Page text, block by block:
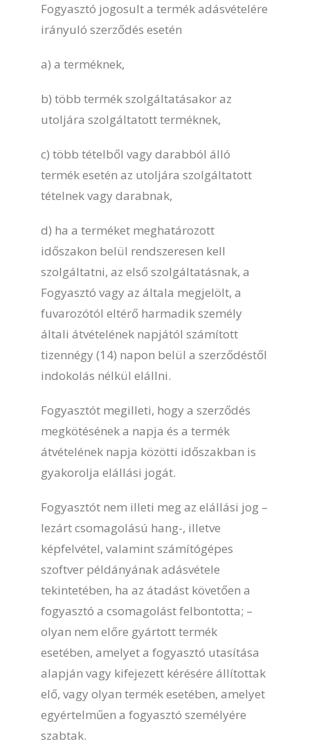
Fogyasztó jogosult a termék adásvételére
irányuló szerződés esetén
a) a terméknek,
b) több termék szolgáltatásakor az
utoljára szolgáltatott terméknek,
c) több tételből vagy darabból álló
termék esetén az utoljára szolgáltatott
tételnek vagy darabnak,
d) ha a terméket meghatározott
időszakon belül rendszeresen kell
szolgáltatni, az első szolgáltatásnak, a
Fogyasztó vagy az általa megjelölt, a
fuvarozótól eltérő harmadik személy
általi átvételének napjától számított
tizennégy (14) napon belül a szerződéstől
indokolás nélkül elállni.
Fogyasztót megilleti, hogy a szerződés
megkötésének a napja és a termék
átvételének napja közötti időszakban is
gyakorolja elállási jogát.
Fogyasztót nem illeti meg az elállási jog –
lezárt csomagolású hang-, illetve
képfelvétel, valamint számítógépes
szoftver példányának adásvétele
tekintetében, ha az átadást követően a
fogyasztó a csomagolást felbontotta; –
olyan nem előre gyártott termék
esetében, amelyet a fogyasztó utasítása
alapján vagy kifejezett kérésére állítottak
elő, vagy olyan termék esetében, amelyet
egyértelműen a fogyasztó személyére
szabtak.